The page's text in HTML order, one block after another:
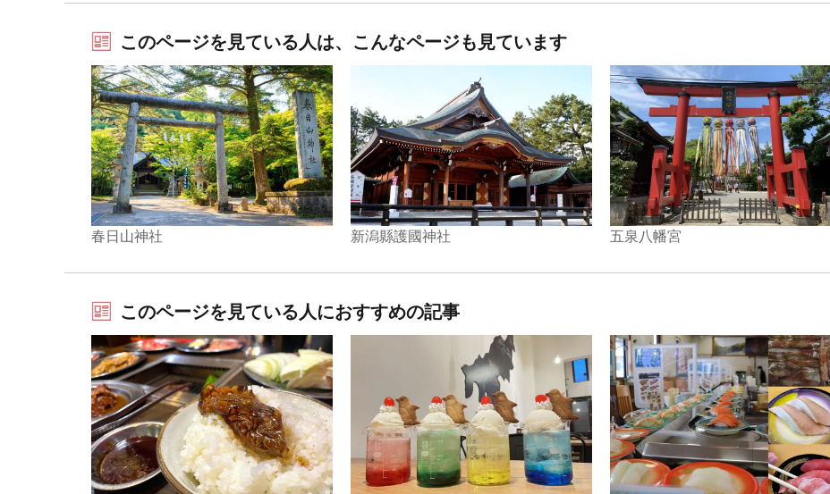
このページを見ている人は、こんなページも見ています
春日山神社 新潟縣護國神社 五泉八幡宮
このページを見ている人におすすめの記事